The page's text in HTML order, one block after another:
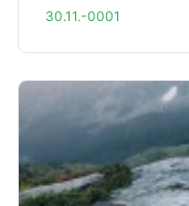
30.11.-0001